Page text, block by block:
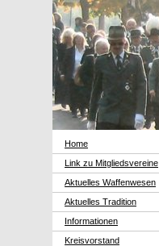
Home
Link zu Mitgliedsvereine
Aktuelles Waffenwesen
Aktuelles Tradition
Informationen
Kreisvorstand